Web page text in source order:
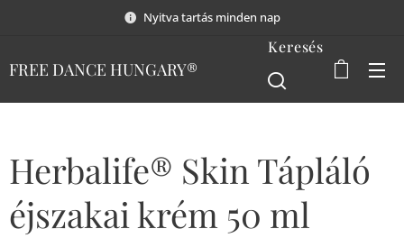
Nyitva tartás minden nap
FREE DANCE HUNGARY®
Keresés
Herbalife® Skin Tápláló
éjszakai krém 50 ml